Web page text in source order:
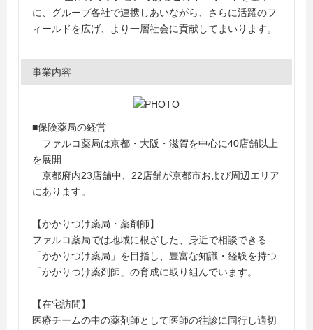
に、グループ各社で連携しあいながら、さらに活躍のフ
ィールドを広げ、より一層社会に貢献してまいります。
事業内容
■保険薬局の経営
ファルコ薬局は京都・大阪・滋賀を中心に40店舗以上
を展開
京都府内23店舗中、22店舗が京都市および周辺エリア
にあります。
【かかりつけ薬局・薬剤師】
ファルコ薬局では地域に根ざした、身近で相談できる
「かかりつけ薬局」を目指し、豊富な知識・経験を持つ
「かかりつけ薬剤師」の育成に取り組んでいます。
【在宅訪問】
医療チームの中の薬剤師として医師の往診に同行し適切